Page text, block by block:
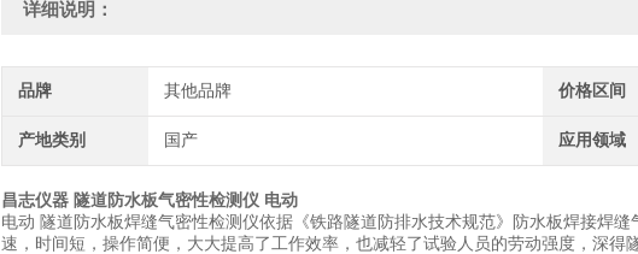
详细说明：
品牌 其他品牌 价格区间
产地类别 国产 应用领域
昌志仪器 隧道防水板气密性检测仪 电动
电动 隧道防水板焊缝气密性检测仪依据《铁路隧道防排水技术规范》防水板焊接焊
速，时间短，操作简便，大大提高了工作效率，也减轻了试验人员的劳动强度，深得